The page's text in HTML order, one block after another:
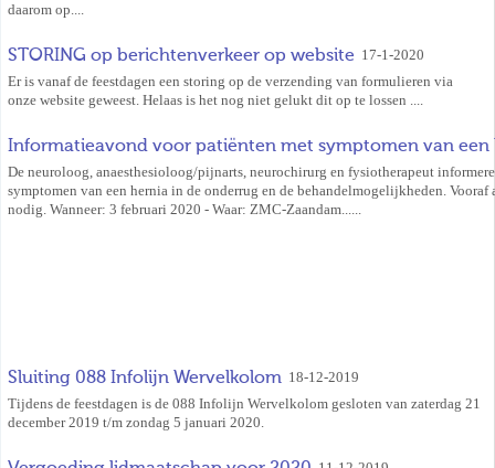
daarom op....
STORING op berichtenverkeer op website 17-1-2020
Er is vanaf de feestdagen een storing op de verzending van formulieren via
onze website geweest. Helaas is het nog niet gelukt dit op te lossen ....
Informatieavond voor patiënten met symptomen van
De neuroloog, anaesthesioloog/pijnarts, neurochirurg en fysiotherapeut
symptomen van een hernia in de onderrug en de behandelmogelijkheden. Vooraf
nodig. Wanneer: 3 februari 2020 - Waar: ZMC-Zaandam......
Sluiting 088 Infolijn Wervelkolom 18-12-2019
Tijdens de feestdagen is de 088 Infolijn Wervelkolom gesloten van zaterdag 21
december 2019 t/m zondag 5 januari 2020.